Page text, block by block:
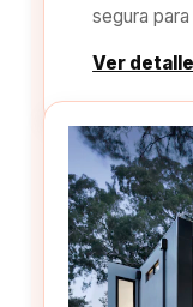
segura
Ver